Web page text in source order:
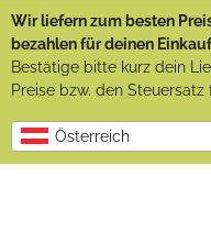
Wir liefern zum besten
bezahlen für deinen
Bestätige bitte kurz dein
Preise bzw. den
Österreich